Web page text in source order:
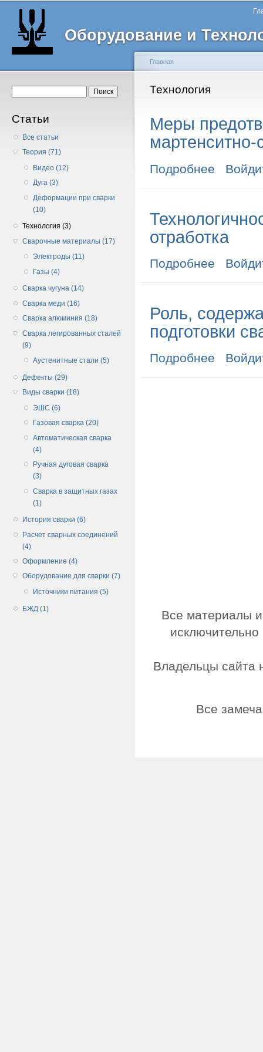
Оборудование и
Главное меню
Статьи
Все статьи
Теория (71)
Видео (12)
Дуга (3)
Деформации при сварки
(10)
Технология (3)
Сварочные материалы (17)
Электроды (11)
Газы (4)
Сварка чугуна (14)
Сварка меди (16)
Сварка алюминия (18)
Сварка легированных сталей
(9)
Аустенитные стали (5)
Дефекты (29)
Виды сварки (18)
ЭШС (6)
Газовая сварка (20)
Автоматическая сварка
(4)
Ручная дуговая сварка
(3)
Сварка в защитных газах
(1)
История сварки (6)
Расчет сварных соединений
(4)
Оформление (4)
Оборудование для сварки (7)
Источники питания (5)
БЖД (1)
Вы здесь
Главная
Технология
Меры
Подробнее о Меры
отработка
Подробнее о
Роль,
подготовки
Подробнее о Роль,
Все материалы
Владельцы сайта
Все